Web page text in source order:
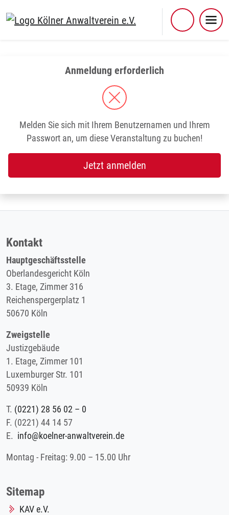
Anmeldung erforderlich
Melden Sie sich mit Ihrem Benutzernamen und Ihrem
Passwort an, um diese Veranstaltung zu buchen!
Jetzt anmelden
Kontakt
Hauptgeschäftsstelle
Oberlandesgericht Köln
3. Etage, Zimmer 316
Reichenspergerplatz 1
50670 Köln
Zweigstelle
Justizgebäude
1. Etage, Zimmer 101
Luxemburger Str. 101
50939 Köln
T. (0221) 28 56 02 – 0
F. (0221) 44 14 57
E. info@koelner-anwaltverein.de
Montag - Freitag: 9.00 – 15.00 Uhr
Sitemap
KAV e.V.